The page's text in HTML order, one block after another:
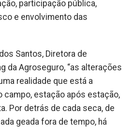
participação pública,
e envolvimento das
Santos, Diretora de
da Agroseguro, “as alterações
realidade que está a
campo, estação após estação,
Por detrás de cada seca, de
geada fora de tempo, há